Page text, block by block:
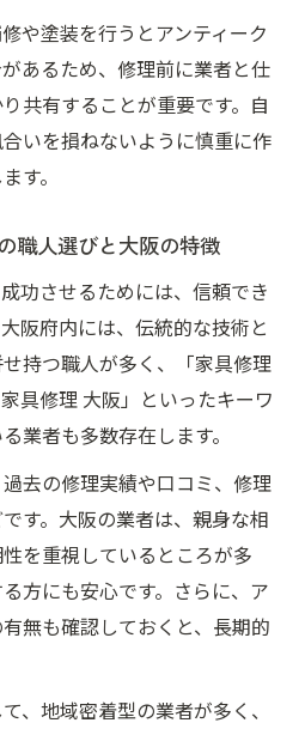
や塗装を行うとアンティーク
あるため、修理前に業者と仕
共有することが重要です。自
いを損ねないように慎重に作
す。
職人選びと大阪の特徴
功させるためには、信頼でき
阪府内には、伝統的な技術と
持つ職人が多く、「家具修理
具修理 大阪」といったキーワ
業者も多数存在します。
去の修理実績や口コミ、修理
す。大阪の業者は、親身な相
を重視しているところが多
方にも安心です。さらに、ア
無も確認しておくと、長期的
、地域密着型の業者が多く、